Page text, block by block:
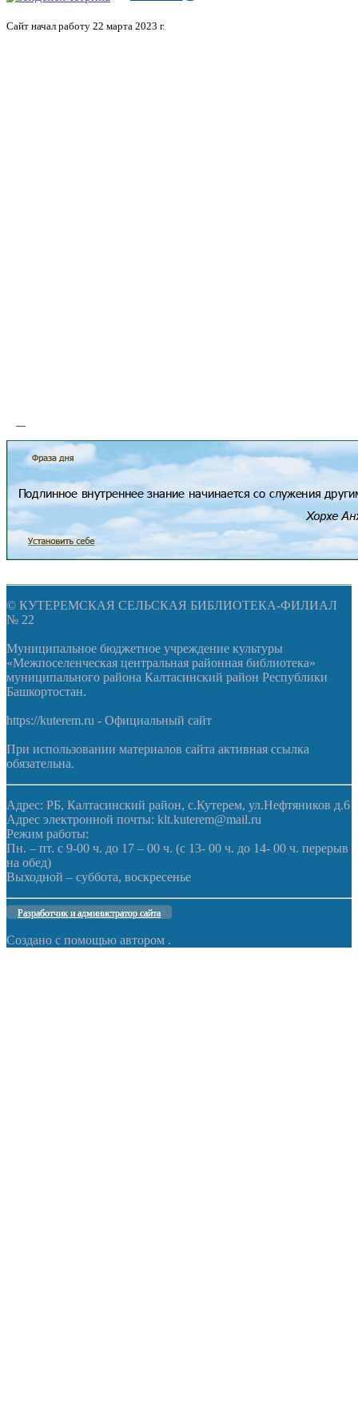
Сайт начал работу 22 марта 2023 г.
© КУТЕРЕМСКАЯ СЕЛЬСКАЯ БИБЛИОТЕКА-ФИЛИАЛ
№ 22
Муниципальное бюджетное учреждение культуры
«Межпоселенческая центральная районная библиотека»
муниципального района Калтасинский район Республики
Башкортостан.
https://kuterem.ru - Официальный сайт
При использовании материалов сайта активная ссылка
обязательна.
Адрес: РБ, Калтасинский район, с.Кутерем, ул.Нефтяников д.6
Адрес электронной почты: klt.kuterem@mail.ru
Режим работы:
Пн. – пт. с 9-00 ч. до 17 – 00 ч. (с 13- 00 ч. до 14- 00 ч. перерыв
на обед)
Выходной – суббота, воскресенье
Разработчик и администратор сайта
Создано с помощью автором .